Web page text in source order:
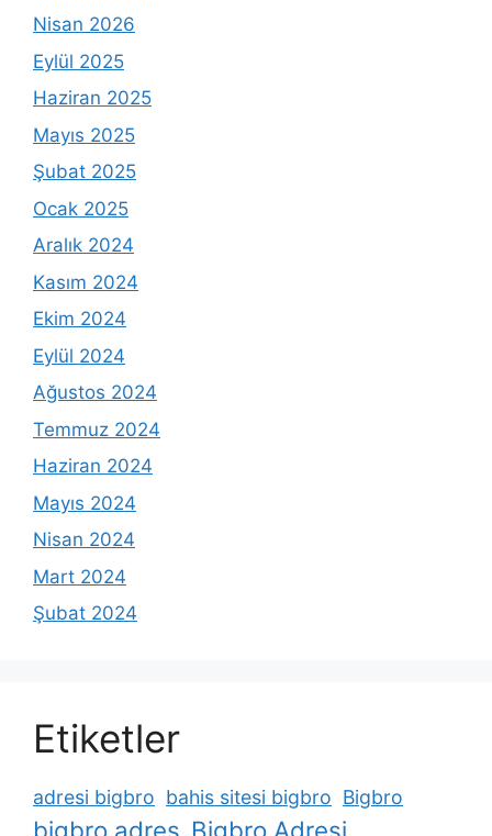
Nisan 2026
Eylül 2025
Haziran 2025
Mayıs 2025
Şubat 2025
Ocak 2025
Aralık 2024
Kasım 2024
Ekim 2024
Eylül 2024
Ağustos 2024
Temmuz 2024
Haziran 2024
Mayıs 2024
Nisan 2024
Mart 2024
Şubat 2024
Etiketler
adresi bigbro bahis sitesi bigbro Bigbro